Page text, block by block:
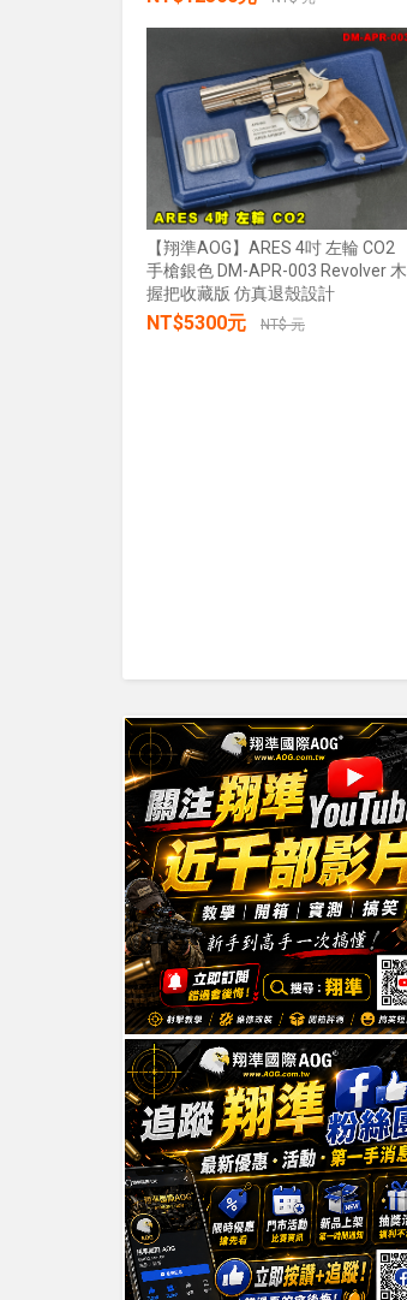
【翔準AOG】ARES 4吋 左輪 CO2
手槍銀色 DM-APR-003 Revolver 木
握把收藏版 仿真退殼設計
NT$5300元 NT$ 元